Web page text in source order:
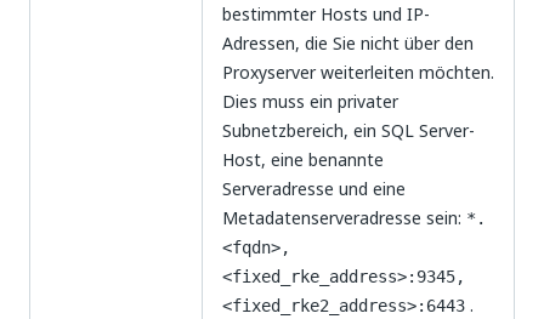
bestimmter Hosts und IP-
Adressen, die Sie nicht über den
Proxyserver weiterleiten möchten.
Dies muss ein privater
Subnetzbereich, ein SQL Server-
Host, eine benannte
Serveradresse und eine
Metadatenserveradresse sein: *.
<fqdn>,
<fixed_rke_address>:9345,
<fixed_rke2_address>:6443 .